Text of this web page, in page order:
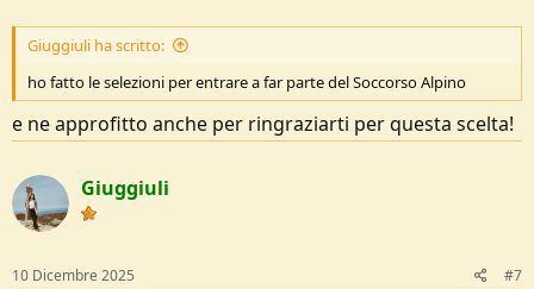
Giuggiuli ha scritto:
ho fatto le selezioni per entrare a far parte del Soccorso Alpino
e ne approfitto anche per ringraziarti per questa scelta!
Giuggiuli
10 Dicembre 2025 #7